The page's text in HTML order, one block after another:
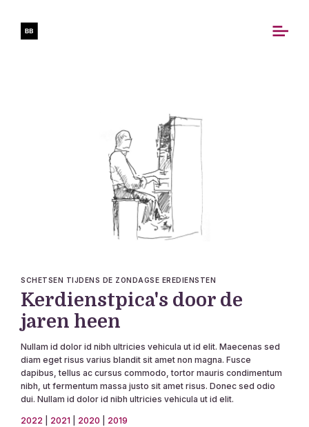
SCHETSEN TIJDENS DE ZONDAGSE EREDIENSTEN
Kerdienstpica's door de
jaren heen
Nullam id dolor id nibh ultricies vehicula ut id elit. Maecenas sed
diam eget risus varius blandit sit amet non magna. Fusce
dapibus, tellus ac cursus commodo, tortor mauris condimentum
nibh, ut fermentum massa justo sit amet risus. Donec sed odio
dui. Nullam id dolor id nibh ultricies vehicula ut id elit.
2022 2021 2020 2019